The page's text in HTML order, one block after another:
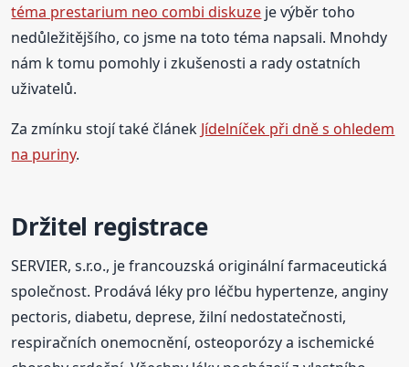
téma prestarium neo combi diskuze je výběr toho
nedůležitějšího, co jsme na toto téma napsali. Mnohdy
nám k tomu pomohly i zkušenosti a rady ostatních
uživatelů.
Za zmínku stojí také článek Jídelníček při dně s ohledem
na puriny.
Držitel registrace
SERVIER, s.r.o., je francouzská originální farmaceutická
společnost. Prodává léky pro léčbu hypertenze, anginy
pectoris, diabetu, deprese, žilní nedostatečnosti,
respiračních onemocnění, osteoporózy a ischemické